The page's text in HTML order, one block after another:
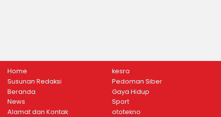
Home
Susunan Redaksi
Beranda
News
Alamat dan Kontak
kesra
Pedoman Siber
Gaya Hidup
Sport
ototekno